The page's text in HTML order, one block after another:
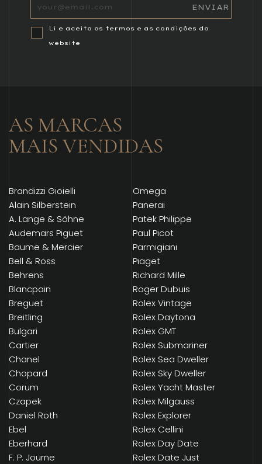
Li e aceito os termos e as condições do
website
AS MARCAS
MAIS VENDIDAS
Brandizzi Gioielli
Alain Silberstein
A. Lange & Söhne
Audemars Piguet
Baume & Mercier
Bell & Ross
Behrens
Blancpain
Breguet
Breitling
Bulgari
Cartier
Chanel
Chopard
Corum
Czapek
Daniel Roth
Ebel
Eberhard
F. P. Journe
Omega
Panerai
Patek Philippe
Paul Picot
Parmigiani
Piaget
Richard Mille
Roger Dubuis
Rolex Vintage
Rolex Daytona
Rolex GMT
Rolex Submariner
Rolex Sea Dweller
Rolex Sky Dweller
Rolex Yacht Master
Rolex Milgauss
Rolex Explorer
Rolex Cellini
Rolex Day Date
Rolex Date Just